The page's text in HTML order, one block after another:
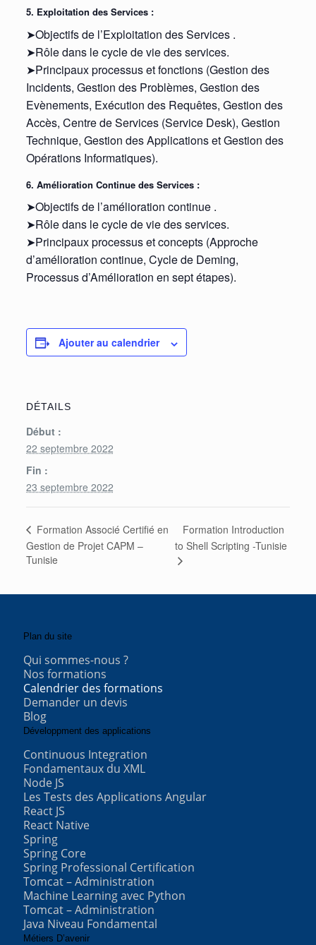
5. Exploitation des Services :
➤Objectifs de l’Exploitation des Services .
➤Rôle dans le cycle de vie des services.
➤Principaux processus et fonctions (Gestion des
Incidents, Gestion des Problèmes, Gestion des
Evènements, Exécution des Requêtes, Gestion des
Accès, Centre de Services (Service Desk), Gestion
Technique, Gestion des Applications et Gestion des
Opérations Informatiques).
6. Amélioration Continue des Services :
➤Objectifs de l’amélioration continue .
➤Rôle dans le cycle de vie des services.
➤Principaux processus et concepts (Approche
d’amélioration continue, Cycle de Deming,
Processus d’Amélioration en sept étapes).
Ajouter au calendrier
DÉTAILS
Début :
22 septembre 2022
Fin :
23 septembre 2022
Formation Associé Certiﬁé en
Gestion de Projet CAPM –
Tunisie
Formation Introduction
to Shell Scripting -Tunisie
Plan du site
Qui sommes-nous ?
Nos formations
Calendrier des formations
Demander un devis
Blog
Développment des applications
Continuous Integration
Fondamentaux du XML
Node JS
Les Tests des Applications Angular
React JS
React Native
Spring
Spring Core
Spring Professional Certification
Tomcat – Administration
Machine Learning avec Python
Tomcat – Administration
Java Niveau Fondamental
Métiers D’avenir